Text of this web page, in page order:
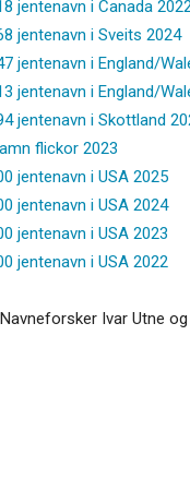
jentenavn i Canada 2022
jentenavn i Sveits 2024
jentenavn i England/
jentenavn i England/
jentenavn i Skottland
flickor 2023
jentenavn i USA 2025
jentenavn i USA 2024
jentenavn i USA 2023
jentenavn i USA 2022
Navneforsker Ivar Utne